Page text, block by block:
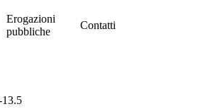
Erogazioni
pubbliche
Contatti